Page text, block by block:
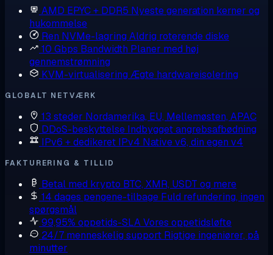
AMD EPYC + DDR5 Nyeste generation kerner og
hukommelse
Ren NVMe-lagring Aldrig roterende diske
10 Gbps Bandwidth Planer med høj
gennemstrømning
KVM-virtualisering Ægte hardwareisolering
GLOBALT NETVÆRK
13 steder Nordamerika, EU, Mellemøsten, APAC
DDoS-beskyttelse Indbygget angrebsafbødning
IPv6 + dedikeret IPv4 Native v6, din egen v4
FAKTURERING & TILLID
Betal med krypto BTC, XMR, USDT og mere
14 dages pengene-tilbage Fuld refundering, ingen
spørgsmål
99,95% oppetids-SLAVores oppetidsløfte
24/7 menneskelig support Rigtige ingeniører, på
minutter